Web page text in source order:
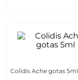
Colidis Ache gotas 5ml